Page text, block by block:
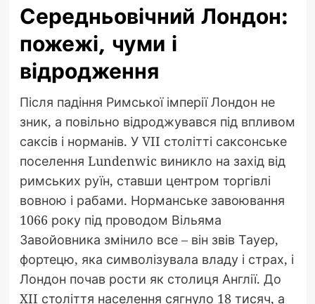
Середньовічний Лондон:
пожежі, чуми і
відродження
Після падіння Римської імперії Лондон не
зник, а повільно відроджувався під впливом
саксів і норманів. У VII столітті саксонське
поселення Lundenwic виникло на захід від
римських руїн, ставши центром торгівлі
вовною і рабами. Норманське завоювання
1066 року під проводом Вільяма
Завойовника змінило все – він звів Тауер,
фортецю, яка символізувала владу і страх, і
Лондон почав рости як столиця Англії. До
XII століття населення сягнуло 18 тисяч, а